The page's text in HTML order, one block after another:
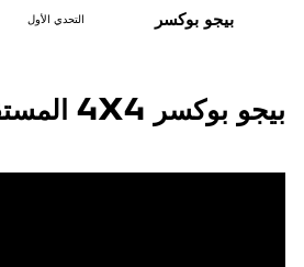
بيجو بوكسر التحدي الأول
بيجو بوكسر 4X4 المستقبلي: فان الطرق الوعرة من بيجو